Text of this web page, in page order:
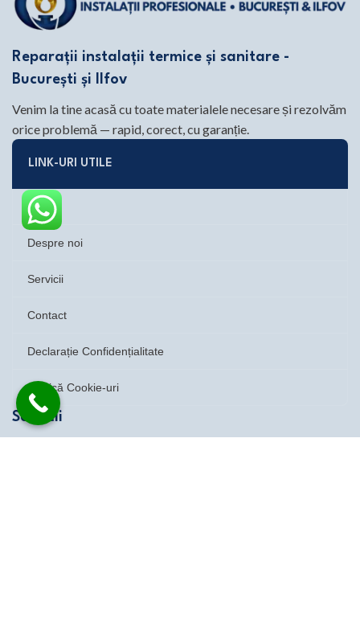
Reparații instalații termice și sanitare -
București și Ilfov
Venim la tine acasă cu toate materialele necesare și rezolvăm
orice problemă — rapid, corect, cu garanție.
LINK-URI UTILE
Acasă
Despre noi
Servicii
Contact
Declarație Confidențialitate
Politică Cookie-uri
Servicii